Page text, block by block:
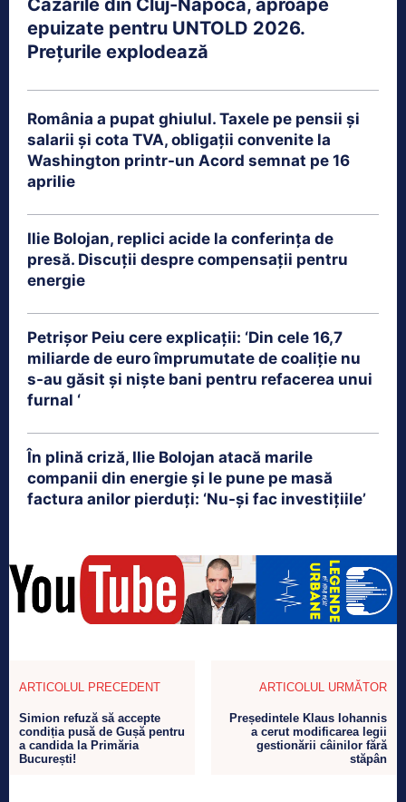
Cazările din Cluj-Napoca, aproape
epuizate pentru UNTOLD 2026.
Prețurile explodează
România a pupat ghiulul. Taxele pe pensii și
salarii și cota TVA, obligații convenite la
Washington printr-un Acord semnat pe 16
aprilie
Ilie Bolojan, replici acide la conferința de
presă. Discuții despre compensații pentru
energie
Petrişor Peiu cere explicații: ‘Din cele 16,7
miliarde de euro împrumutate de coaliţie nu
s-au găsit şi nişte bani pentru refacerea unui
furnal ‘
În plină criză, Ilie Bolojan atacă marile
companii din energie și le pune pe masă
factura anilor pierduți: ‘Nu-și fac investițiile’
ARTICOLUL PRECEDENT
Simion refuză să accepte
condiția pusă de Gușă pentru
a candida la Primăria
București!
ARTICOLUL URMĂTOR
Președintele Klaus Iohannis
a cerut modificarea legii
gestionării câinilor fără
stăpân